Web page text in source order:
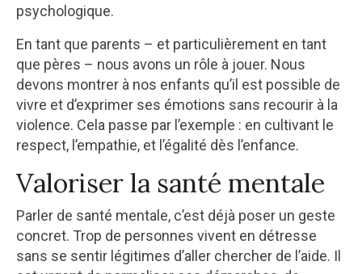
psychologique.
En tant que parents – et particulièrement en tant
que pères – nous avons un rôle à jouer. Nous
devons montrer à nos enfants qu’il est possible de
vivre et d’exprimer ses émotions sans recourir à la
violence. Cela passe par l’exemple : en cultivant le
respect, l’empathie, et l’égalité dès l’enfance.
Valoriser la santé mentale
Parler de santé mentale, c’est déjà poser un geste
concret. Trop de personnes vivent en détresse
sans se sentir légitimes d’aller chercher de l’aide. Il